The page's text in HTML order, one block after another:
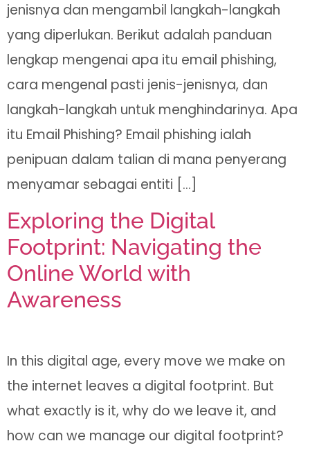
jenisnya dan mengambil langkah-langkah
yang diperlukan. Berikut adalah panduan
lengkap mengenai apa itu email phishing,
cara mengenal pasti jenis-jenisnya, dan
langkah-langkah untuk menghindarinya. Apa
itu Email Phishing? Email phishing ialah
penipuan dalam talian di mana penyerang
menyamar sebagai entiti […]
Exploring the Digital
Footprint: Navigating the
Online World with
Awareness
In this digital age, every move we make on
the internet leaves a digital footprint. But
what exactly is it, why do we leave it, and
how can we manage our digital footprint?